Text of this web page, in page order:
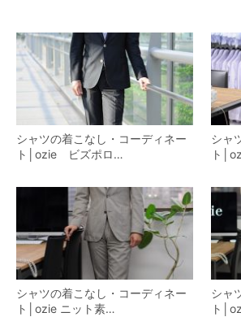
シャツの着こなし・コーディネー
ト│ozie ビズポロ…
シャ
ト
シャツの着こなし・コーディネー
ト│ozie ニット素…
シャ
ト